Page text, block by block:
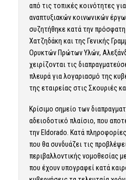
από τις τοπικές κοινότητες
αναπτυξιακών κοινωνικών
συζητήθηκε κατά την
Χατζηδάκη και της Γενικής
Ορυκτών Πρώτων Υλών,
χειρίζονται τις
πλευρά για λογαριασμό της
της εταιρείας στις Σκουριές
Κρίσιμο σημείο των
αδειοδοτικό πλαίσιο, που
την Eldorado. Κατά
που θα συνδυάζει τις
περιβαλλοντικής νομοθεσίας
που έχουν υπογραφεί κατά